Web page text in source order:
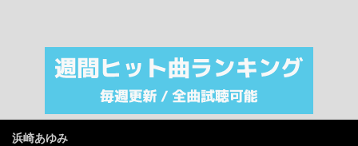
注目カテゴリ
オリジナルiTunes週間トップソング
浜崎あゆみ